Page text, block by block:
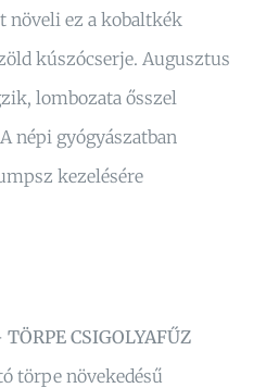
növeli ez a kobaltkék
kúszócserje. Augusztus
lombozata ősszel
népi gyógyászatban
kezelésére
CSIGOLYAFŰZ
törpe növekedésű